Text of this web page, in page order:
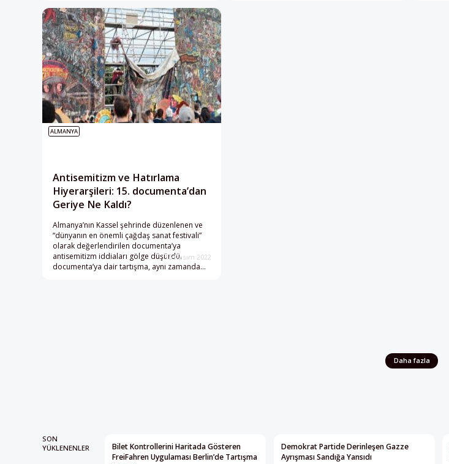
antisemitizmle suçlandı.
Antisemitizm ve Hatırlama
Hiyerarşileri: 15. documenta’dan
Geriye Ne Kaldı?
Almanya’nın Kassel şehrinde düzenlenen ve
“dünyanın en önemli çağdaş sanat festivali”
olarak değerlendirilen documenta’ya
antisemitizm iddiaları gölge düşürdü.
documenta’ya dair tartışma, aynı zamanda
ALMANYA
15 Kasım 2022
Daha fazla
SON
YÜKLENENLER
Bilet Kontrollerini Haritada Gösteren
FreiFahren Uygulaması Berlin’de Tartışma
Demokrat Partide Derinleşen Gazze
Ayrışması Sandığa Yansıdı